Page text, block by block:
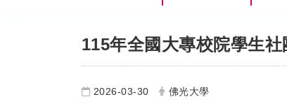
115年全國大專校院學生
2026-03-30 佛光大學